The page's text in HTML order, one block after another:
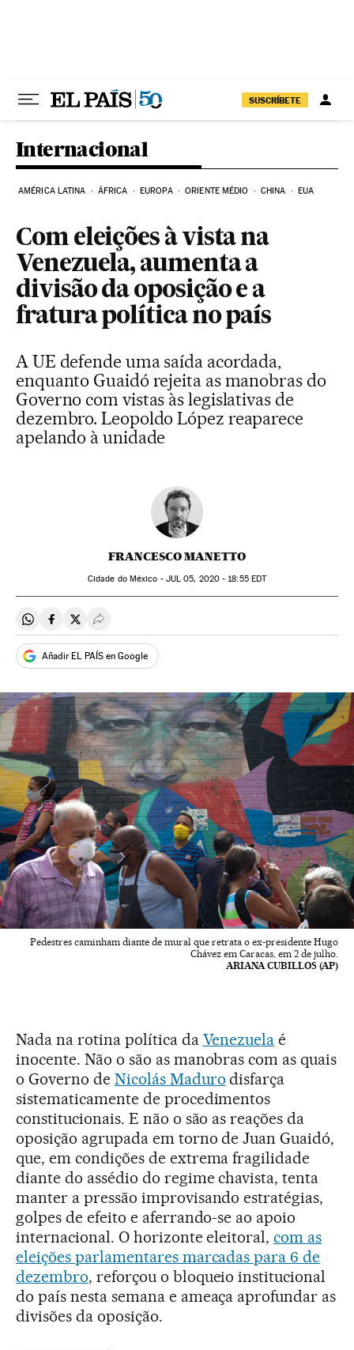
SUSCRÍBETE
Internacional
AMÉRICA LATINA ÁFRICA EUROPA ORIENTE MÉDIO CHINA EUA
Com eleições à vista na
Venezuela, aumenta a
divisão da oposição e a
fratura política no país
A UE defende uma saída acordada,
enquanto Guaidó rejeita as manobras do
Governo com vistas às legislativas de
dezembro. Leopoldo López reaparece
apelando à unidade
FRANCESCO MANETTO
Cidade do México - JUL 05, 2020 - 18:55EDT
Compartir en Whatsapp
Compartir en Facebook
Compartir en Twitter
Desplegar Redes Sociales
Añadir EL PAÍS en Google
Pedestres caminham diante de mural que retrata o ex-presidente Hugo
Chávez em Caracas, em 2 de julho.
ARIANA CUBILLOS (AP)
Nada na rotina política da Venezuela é
inocente. Não o são as manobras com as quais
o Governo de Nicolás Maduro disfarça
sistematicamente de procedimentos
constitucionais. E não o são as reações da
oposição agrupada em torno de Juan Guaidó,
que, em condições de extrema fragilidade
diante do assédio do regime chavista, tenta
manter a pressão improvisando estratégias,
golpes de efeito e aferrando-se ao apoio
internacional. O horizonte eleitoral,com as
eleições parlamentares marcadas para 6 de
dezembro, reforçou o bloqueio institucional
do país nesta semana e ameaça aprofundar as
divisões da oposição.